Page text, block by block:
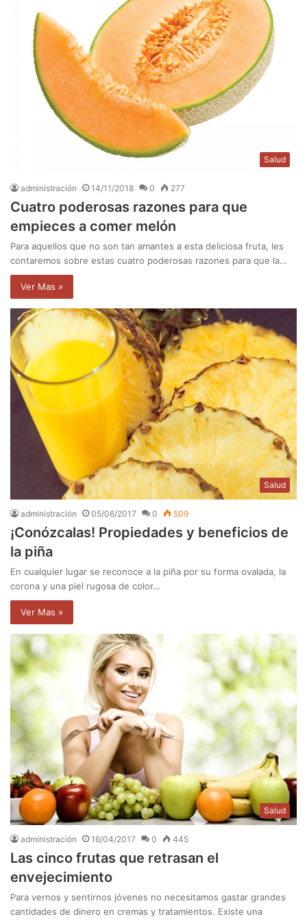
Salud
administración 14/11/2018 0 277
Cuatro poderosas razones para que
empieces a comer melón
Para aquellos que no son tan amantes a esta deliciosa fruta, les
contaremos sobre estas cuatro poderosas razones para que la…
Ver Mas »
Salud
administración 05/06/2017 0 509
¡Conózcalas! Propiedades y beneficios de
la piña
En cualquier lugar se reconoce a la piña por su forma ovalada, la
corona y una piel rugosa de color…
Ver Mas »
Salud
administración 16/04/2017 0 445
Las cinco frutas que retrasan el
envejecimiento
Para vernos y sentirnos jóvenes no necesitamos gastar grandes
cantidades de dinero en cremas y tratamientos. Existe una